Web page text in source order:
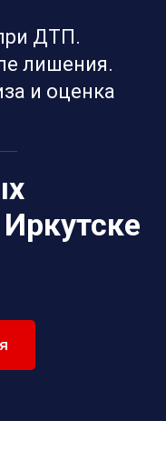
ДТП.
лишения.
и оценка